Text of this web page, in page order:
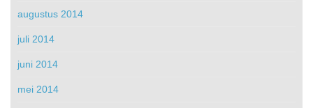
augustus 2014
juli 2014
juni 2014
mei 2014